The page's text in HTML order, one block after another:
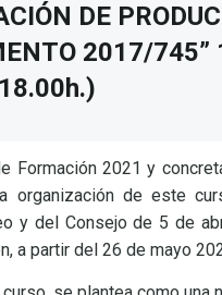
DE
2017/
Formación 2021 y
organización de este
y del Consejo de 5 de
a partir del 26 de mayo